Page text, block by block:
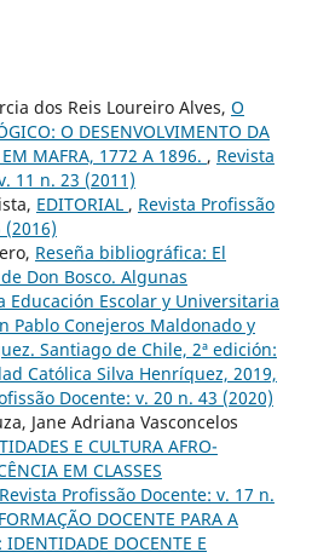
dos Reis Loureiro Alves, O
O DESENVOLVIMENTO DA
MAFRA, 1772 A 1896. , Revista
11 n. 23 (2011)
EDITORIAL , Revista Profissão
(2016)
Reseña bibliográfica: El
Don Bosco. Algunas
Educación Escolar y Universitaria
Pablo Conejeros Maldonado y
Santiago de Chile, 2ª edición:
Católica Silva Henríquez, 2019,
Docente: v. 20 n. 43 (2020)
Jane Adriana Vasconcelos
E CULTURA AFRO-
EM CLASSES
Revista Profissão Docente: v. 17 n.
DOCENTE PARA A
IDENTIDADE DOCENTE E